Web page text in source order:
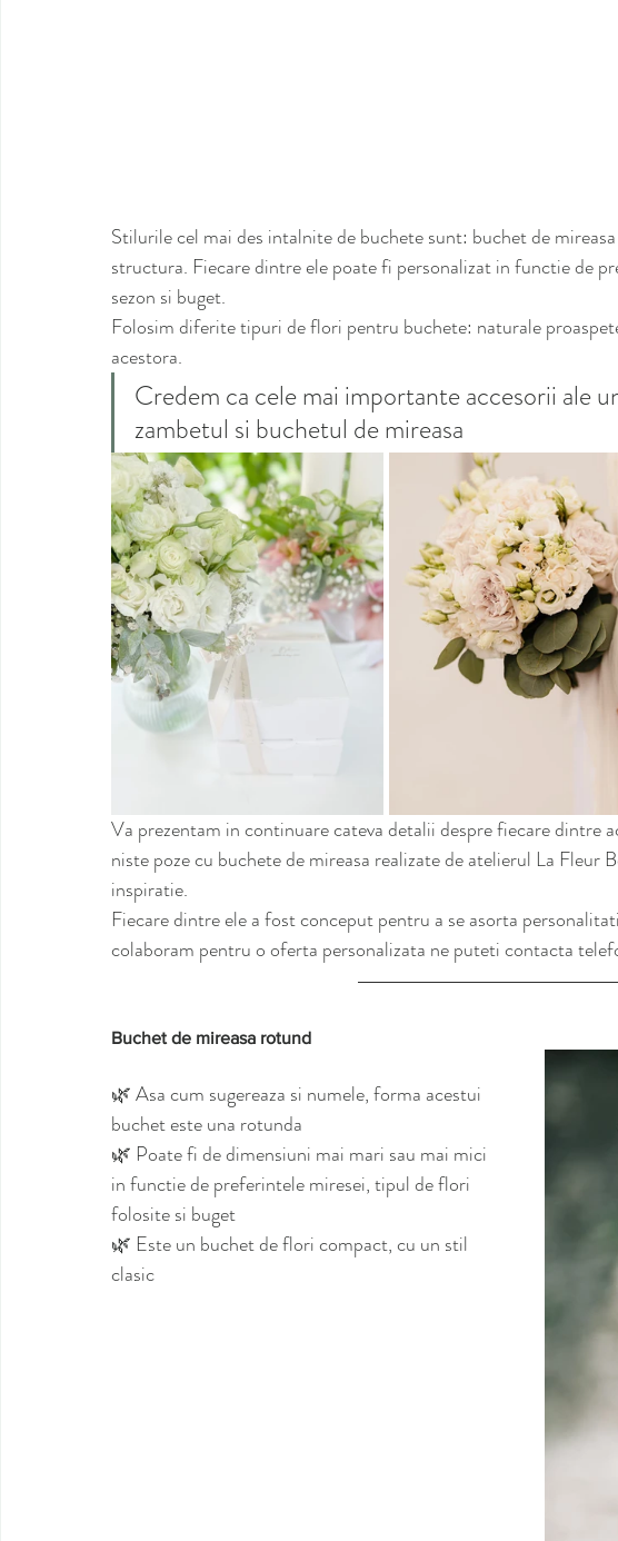
Stilurile cel mai des intalnite de buchete sunt: buchet de
structura. Fiecare dintre ele poate fi personalizat in functie de
sezon si buget.
Folosim diferite tipuri de flori pentru buchete: naturale
acestora.
Credem ca cele mai importante accesorii ale
zambetul si buchetul de mireasa
Va prezentam in continuare cateva detalii despre fiecare dintre
niste poze cu buchete de mireasa realizate de atelierul La Fleur
inspiratie.
Fiecare dintre ele a fost conceput pentru a se asorta
colaboram pentru o oferta personalizata ne puteti contacta
Buchet de mireasa rotund
🌿 Asa cum sugereaza si numele, forma acestui
buchet este una rotunda
🌿 Poate fi de dimensiuni mai mari sau mai mici
in functie de preferintele miresei, tipul de flori
folosite si buget
🌿 Este un buchet de flori compact, cu un stil
clasic